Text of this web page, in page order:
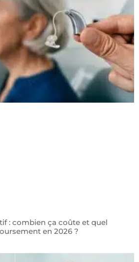
: combien ça coûte et quel
en 2026 ?